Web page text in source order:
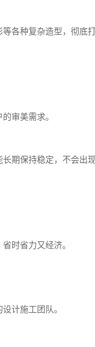
各种复杂造型，彻底
审美需求。
期保持稳定，不会出
时省力又经济。
计施工团队。